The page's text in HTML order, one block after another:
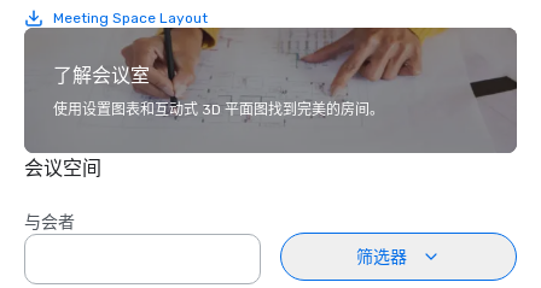
Meeting Space Layout
了解会议室
使用设置图表和互动式 3D 平面图找到完美的房间。
会议空间
与会者
筛选器